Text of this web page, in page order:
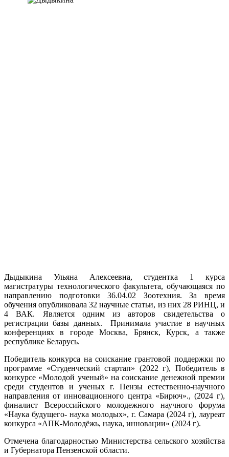
Дыдыкина Ульяна Алексеевна, студентка 1 курса
магистратуры технологического факультета, обучающаяся по
направлению подготовки 36.04.02 Зоотехния. За время
обучения опубликовала 32 научные статьи, из них 28 РИНЦ, и
4 ВАК. Является одним из авторов свидетельства о
регистрации базы данных. Принимала участие в научных
конференциях в городе Москва, Брянск, Курск, а также
республике Беларусь.
Победитель конкурса на соискание грантовой поддержки по
программе «Студенческий стартап» (2022 г), Победитель в
конкурсе «Молодой ученый» на соискание денежной премии
среди студентов и ученых г. Пензы естественно-научного
направления от инновационного центра «Бирюч»., (2024 г),
финалист Всероссийского молодежного научного форума
«Наука будущего- наука молодых», г. Самара (2024 г), лауреат
конкурса «АПК-Молодёжь, наука, инновации» (2024 г).
Отмечена благодарностью Министерства сельского хозяйства
и Губернатора Пензенской области.